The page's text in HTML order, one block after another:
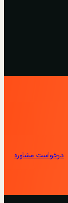
درخواست مشاوره